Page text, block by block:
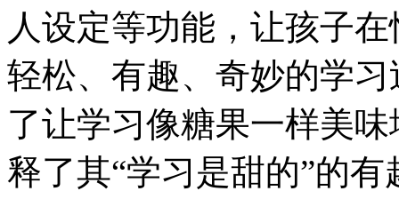
人设定等功能，让孩子
轻松、有趣、奇妙的学
了让学习像糖果一样美
释了其“学习是甜的”的有